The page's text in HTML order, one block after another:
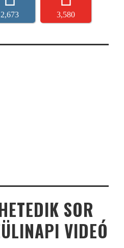
2,673 3,580
SOR
VIDEÓ